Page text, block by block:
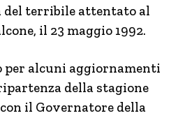
del terribile attentato al
il 23 maggio 1992.
per alcuni aggiornamenti
ripartenza della stagione
il Governatore della